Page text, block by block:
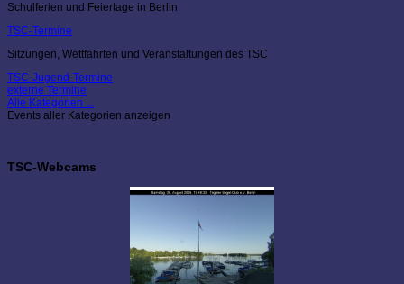
Schulferien und Feiertage in Berlin
TSC-Termine
Sitzungen, Wettfahrten und Veranstaltungen des TSC
TSC-Jugend-Termine
externe Termine
Alle Kategorien ...
Events aller Kategorien anzeigen
TSC-Webcams